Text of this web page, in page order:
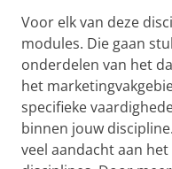
Voor elk van deze
modules. Die gaan
onderdelen van het
het
specifieke
binnen jouw
veel aandacht aan